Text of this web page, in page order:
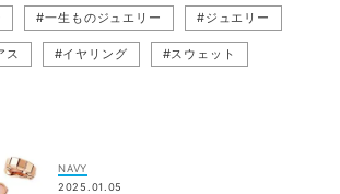
#一生ものジュエリー #ジュエリー
ス #イヤリング #スウェット
NAVY
2025.01.05